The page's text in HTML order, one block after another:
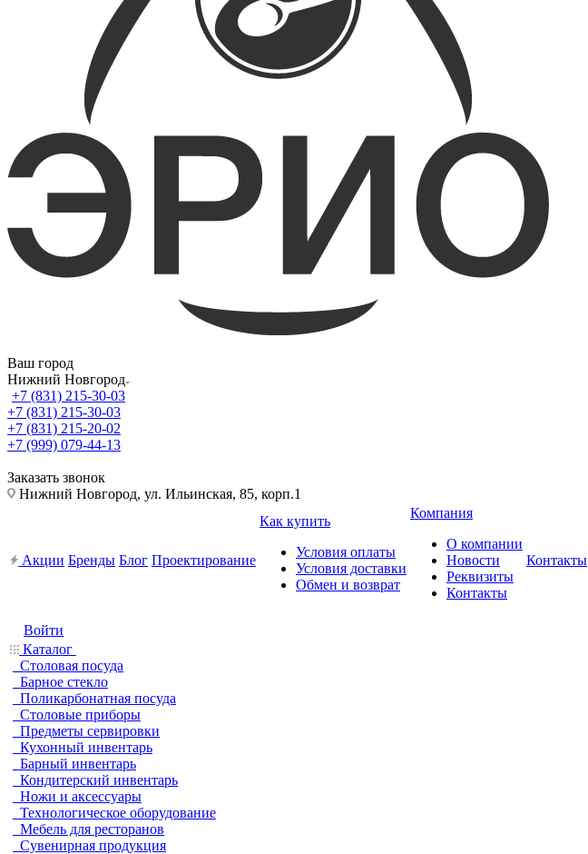
Ваш город
Нижний Новгород
+7 (831) 215-30-03
+7 (831) 215-30-03
+7 (831) 215-20-02
+7 (999) 079-44-13
Заказать звонок
Нижний Новгород, ул. Ильинская, 85, корп.1
Акции Бренды Блог Проектирование
Как купить
Условия оплаты
Условия доставки
Обмен и возврат
Компания
О компании
Новости
Реквизиты
Контакты
Контакты
Войти
Каталог
Столовая посуда
Барное стекло
Поликарбонатная посуда
Столовые приборы
Предметы сервировки
Кухонный инвентарь
Барный инвентарь
Кондитерский инвентарь
Ножи и аксессуары
Технологическое оборудование
Мебель для ресторанов
Сувенирная продукция